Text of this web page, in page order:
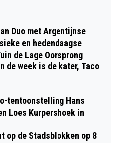
Duo met Argentijnse
en hedendaagse
de Lage Oorsprong
de week is de kater, Taco
tentoonstelling Hans
Loes Kurpershoek in
op de Stadsblokken op 8